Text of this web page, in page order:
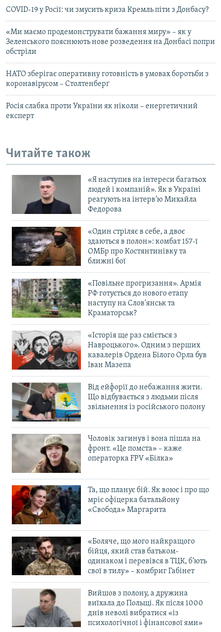
COVID-19 у Росії: чи змусить криза Кремль піти з Донбасу?
«Ми маємо продемонструвати бажання миру» – як у
Зеленського пояснюють нове розведення на Донбасі попри
обстріли
НАТО зберігає оперативну готовність в умовах боротьби з
коронавірусом – Столтенберґ
Росія слабка проти України як ніколи – енергетичний
експерт
Читайте також
«Я наступив на інтереси багатьох
людей і компаній». Як в Україні
реагують на інтерв’ю Михайла
Федорова
«Один стріляє в себе, а двоє
здаються в полон»: комбат 157-ї
ОМБр про Костянтинівку та
ближні бої
«Повільне прогризання». Армія
РФ готується до нового етапу
наступу на Слов’янськ та
Краматорськ?
«Історія ще раз сміється з
Навроцького». Одним з перших
кавалерів Ордена Білого Орла був
Іван Мазепа
Від ейфорії до небажання жити.
Що відбувається з людьми після
звільнення із російського полону
Чоловік загинув і вона пішла на
фронт. «Це помста» – каже
операторка FPV «Білка»
Та, що планує бій. Як воює і про що
мріє офіцерка батальйону
«Свобода» Маргарита
«Боляче, що мого найкращого
бійця, який став батьком-
одинаком і перевівся в ТЦК, б’ють
свої в тилу» – комбриг Габінет
Вийшов з полону, а дружина
виїхала до Польщі. Як після 1000
днів неволі вибратися «із
психологічної і фінансової ями»